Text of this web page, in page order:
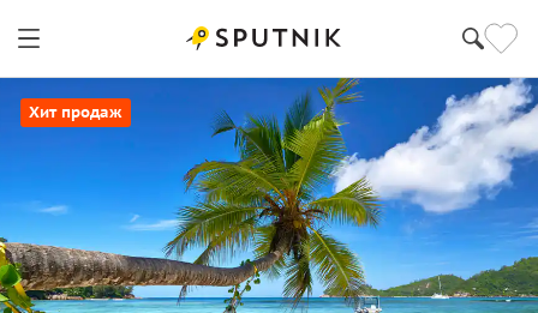
Хит продаж